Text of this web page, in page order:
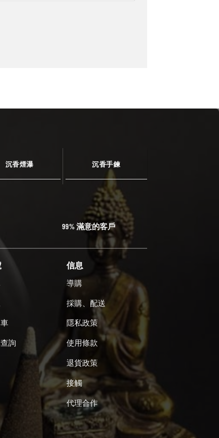
沉香煙瀑 沉香手鍊
99% 滿意的客戶
詢
信息
導購
採購、配送
隱私政策
使用條款
退貨政策
接觸
代理合作